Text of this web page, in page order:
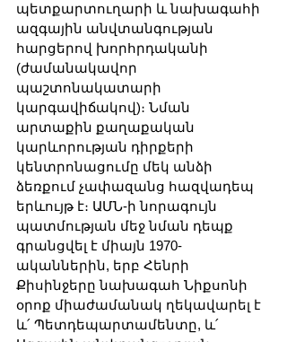
պետքարտուղարի և նախագահի
ազգային անվտանգության
հարցերով խորհրդականի
(ժամանակավոր
պաշտոնակատարի
կարգավիճակով)։ Նման
արտաքին քաղաքական
կարևորության դիրքերի
կենտրոնացումը մեկ անձի
ձեռքում չափազանց հազվադեպ
երևույթ է։ ԱՄՆ-ի նորագույն
պատմության մեջ նման դեպք
գրանցվել է միայն 1970-
ականներին, երբ Հենրի
Քիսինջերը նախագահ Նիքսոնի
օրոք միաժամանակ ղեկավարել է
և՛ Պետդեպարտամենտը, և՛